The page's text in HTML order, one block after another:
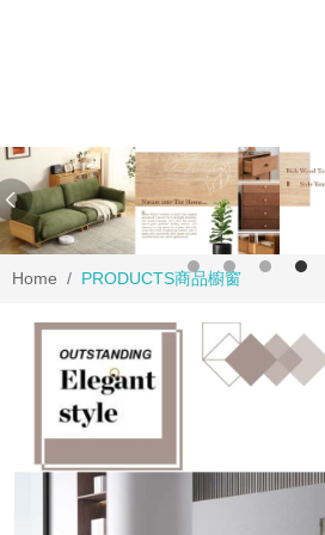
Home PRODUCTS商品櫥窗